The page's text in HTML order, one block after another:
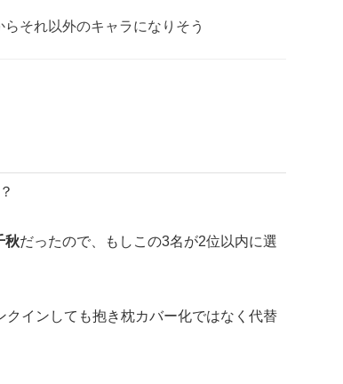
それ以外のキャラになりそう
秋だったので、もしこの3名が2位以内に選
インしても抱き枕カバー化ではなく代替